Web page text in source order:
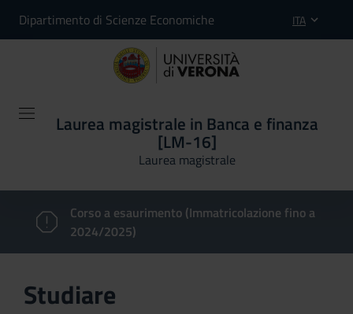
Dipartimento di Scienze Economiche ITA
Laurea magistrale in Banca e finanza
[LM-16]
Laurea magistrale
Corso a esaurimento (Immatricolazione fino a
2024/2025)
Studiare